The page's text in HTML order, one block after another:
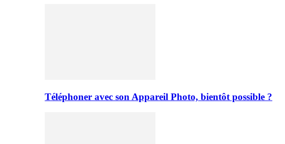
Téléphoner avec son Appareil Photo, bientôt possible ?